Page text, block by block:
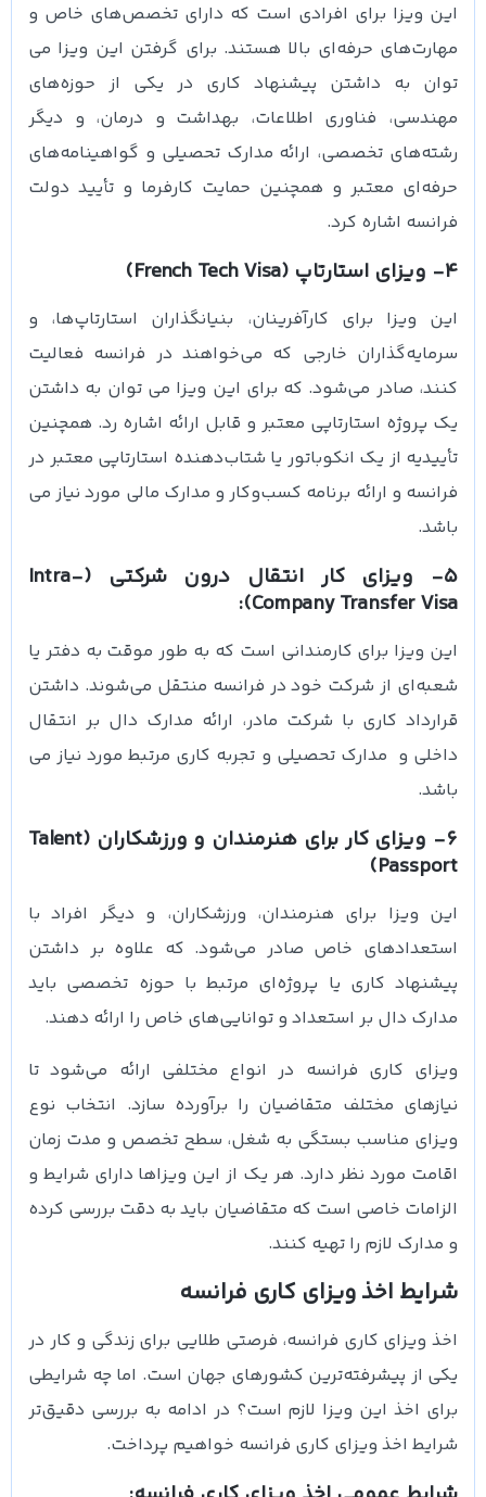
این ویزا برای افرادی است که دارای تخصص‌های خاص و
مهارت‌های حرفه‌ای بالا هستند. برای گرفتن این ویزا می
توان به داشتن پیشنهاد کاری در یکی از حوزه‌های
مهندسی، فناوری اطلاعات، بهداشت و درمان، و دیگر
رشته‌های تخصصی، ارائه مدارک تحصیلی و گواهینامه‌های
حرفه‌ای معتبر و همچنین حمایت کارفرما و تأیید دولت
فرانسه اشاره کرد.
4- ویزای استارتاپ (French Tech Visa)
این ویزا برای کارآفرینان، بنیانگذاران استارتاپ‌ها، و
سرمایه‌گذاران خارجی که می‌خواهند در فرانسه فعالیت
کنند، صادر می‌شود. که برای این ویزا می توان به داشتن
یک پروژه استارتاپی معتبر و قابل ارائه اشاره رد. همچنین
تأییدیه از یک انکوباتور یا شتاب‌دهنده استارتاپی معتبر در
فرانسه و ارائه برنامه کسب‌وکار و مدارک مالی مورد نیاز می
باشد.
5- ویزای کار انتقال درون شرکتی (Intra-
Company Transfer Visa):
این ویزا برای کارمندانی است که به طور موقت به دفتر یا
شعبه‌ای از شرکت خود در فرانسه منتقل می‌شوند. داشتن
قرارداد کاری با شرکت مادر، ارائه مدارک دال بر انتقال
داخلی و مدارک تحصیلی و تجربه کاری مرتبط مورد نیاز می
باشد.
6- ویزای کار برای هنرمندان و ورزشکاران (Talent
Passport)
این ویزا برای هنرمندان، ورزشکاران، و دیگر افراد با
استعدادهای خاص صادر می‌شود. که علاوه بر داشتن
پیشنهاد کاری یا پروژه‌ای مرتبط با حوزه تخصصی باید
مدارک دال بر استعداد و توانایی‌های خاص را ارائه دهند.
ویزای کاری فرانسه در انواع مختلفی ارائه می‌شود تا
نیازهای مختلف متقاضیان را برآورده سازد. انتخاب نوع
ویزای مناسب بستگی به شغل، سطح تخصص و مدت زمان
اقامت مورد نظر دارد. هر یک از این ویزاها دارای شرایط و
الزامات خاصی است که متقاضیان باید به دقت بررسی کرده
و مدارک لازم را تهیه کنند.
شرایط اخذ ویزای کاری فرانسه
اخذ ویزای کاری فرانسه، فرصتی طلایی برای زندگی و کار در
یکی از پیشرفته‌ترین کشورهای جهان است. اما چه شرایطی
برای اخذ این ویزا لازم است؟ در ادامه به بررسی دقیق‌تر
شرایط اخذ ویزای کاری فرانسه خواهیم پرداخت.